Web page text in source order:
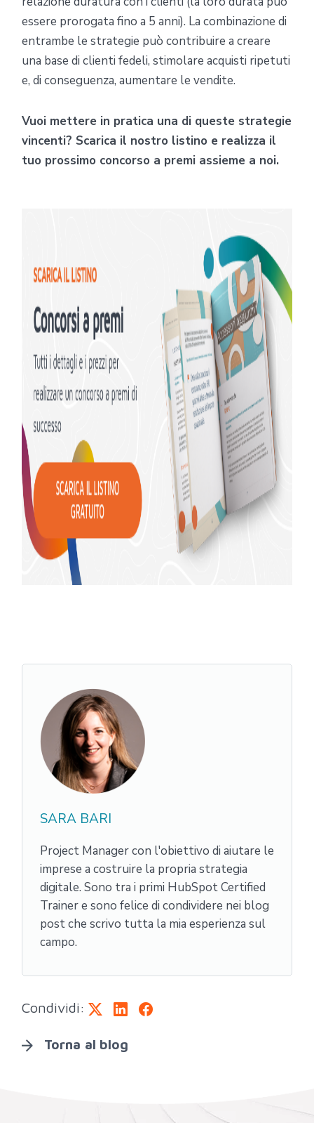
essere prorogata fino a 5 anni). La combinazione di
entrambe le strategie può contribuire a creare
una base di clienti fedeli, stimolare acquisti ripetuti
e, di conseguenza, aumentare le vendite.
Vuoi mettere in pratica una di queste strategie
vincenti? Scarica il nostro listino e realizza il
tuo prossimo concorso a premi assieme a noi.
SARA BARI
Project Manager con l'obiettivo di aiutare le
imprese a costruire la propria strategia
digitale. Sono tra i primi HubSpot Certified
Trainer e sono felice di condividere nei blog
post che scrivo tutta la mia esperienza sul
campo.
Condividi:
Torna al blog